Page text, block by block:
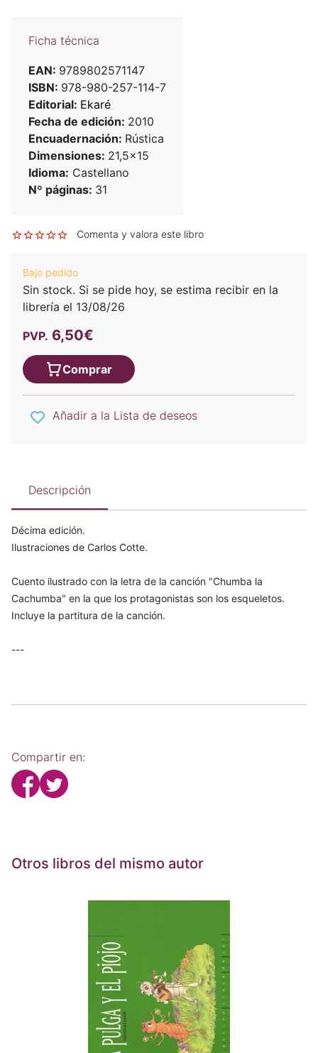
Ficha técnica
EAN: 9789802571147
ISBN: 978-980-257-114-7
Editorial: Ekaré
Fecha de edición: 2010
Encuadernación: Rústica
Dimensiones: 21,5x15
Idioma: Castellano
Nº páginas: 31
Comenta y valora este libro
Bajo pedido
Sin stock. Si se pide hoy, se estima recibir en la
librería el 13/08/26
PVP. 6,50€
Comprar
Añadir a la Lista de deseos
Descripción
Décima edición.
Ilustraciones de Carlos Cotte.
Cuento ilustrado con la letra de la canción "Chumba la
Cachumba" en la que los protagonistas son los esqueletos.
Incluye la partitura de la canción.
---
Compartir en:
Otros libros del mismo autor